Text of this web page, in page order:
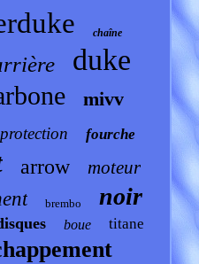
chaîne
duke
mivv
protection fourche
arrow moteur
brembo noir
boue titane